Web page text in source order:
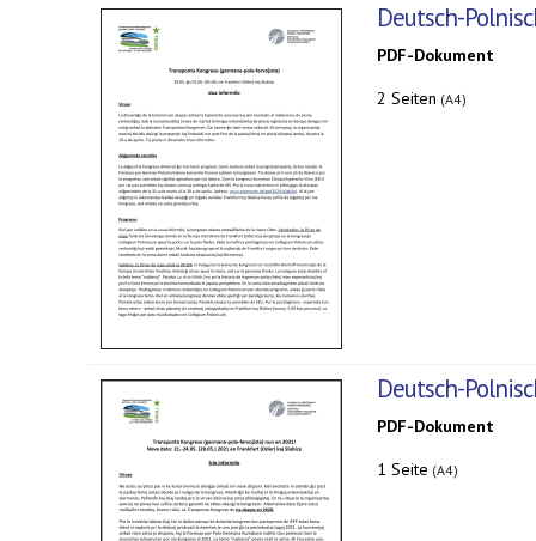
Deutsch-
PDF-Dokument
2 Seiten (A4)
Deutsch-
PDF-Dokument
1 Seite (A4)